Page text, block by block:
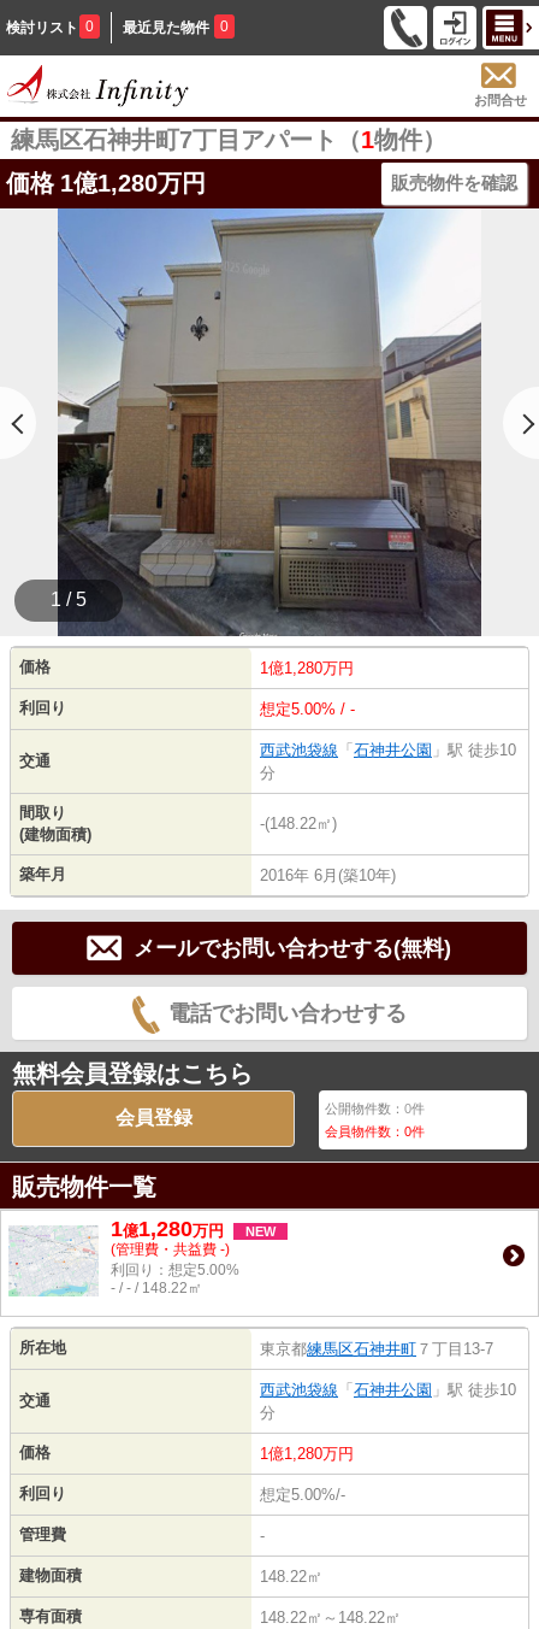
検討リスト 0 最近見た物件 0
お問合せ
練馬区石神井町7丁目アパート（1物件）
価格 1億1,280万円 販売物件を確認
1 / 5
価格 1億1,280万円
利回り 想定5.00% / -
交通
西武池袋線 「 石神井公園 」駅 徒歩10
分
間取り
(建物面積)
-(148.22㎡)
築年月 2016年 6月(築10年)
メールでお問い合わせする(無料)
電話でお問い合わせする
無料会員登録はこちら
会員登録 公開物件数：0件
会員物件数：0件
販売物件一覧
1億1,280万円 NEW
(管理費・共益費 -)
利回り：想定5.00%
- / - / 148.22㎡
所在地 東京都練馬区石神井町 ７丁目13-7
交通
西武池袋線 「 石神井公園 」駅 徒歩10
分
価格 1億1,280万円
利回り 想定5.00%/-
管理費 -
建物面積 148.22㎡
専有面積 148.22㎡～148.22㎡